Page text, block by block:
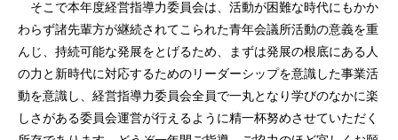
そこで本年度経営指導力委員会は、活動が困難な時代にもかか
わらず諸先輩方が継続されてこられた青年会議所活動の意義を重
んじ、持続可能な発展をとげるため、まずは発展の根底にある人
の力と新時代に対応するためのリーダーシップを意識した事業活
動を意識し、経営指導力委員会全員で一丸となり学びのなかに楽
しさがある委員会運営が行えるように精一杯努めさせていただく